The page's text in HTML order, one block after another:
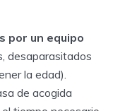
por un equipo
desaparasitados
la edad).
de acogida